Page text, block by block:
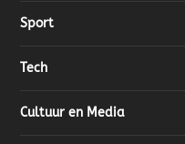
Sport
Tech
Cultuur en Media